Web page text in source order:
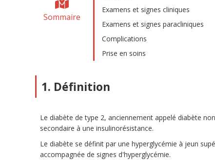
Sommaire
Examens et signes cliniques
Examens et signes paracliniques
Complications
Prise en soins
1. Définition
Le diabète de type 2, anciennement appelé diabète
secondaire à une insulinorésistance.
Le diabète se définit par une hyperglycémie à jeun
accompagnée de signes d'hyperglycémie.